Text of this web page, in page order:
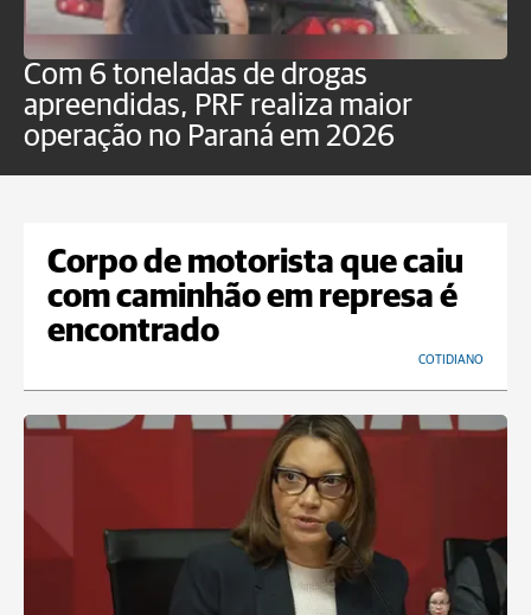
Com 6 toneladas de drogas
apreendidas, PRF realiza maior
operação no Paraná em 2026
Corpo de motorista que caiu
com caminhão em represa é
encontrado
COTIDIANO